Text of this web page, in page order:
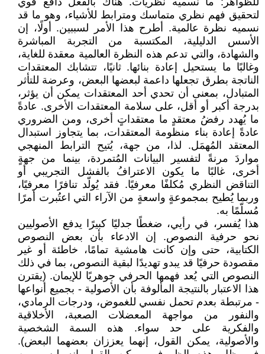
لتحقيق فهم نظري متماسك ومترابط للأشياء، وهو ما قد
نسميه نظرة عالمية. أطرح هذا الأمر لسببين. أولًا، إن
الأسس الدليلية، المكتسبة من التجربة المباشرة
والشهادة، والتي تدعم هذه النظرة العالمية معقدة للغاية،
وغالبًا ما يستحيل إعادة بنائها. ثانيًا، تتشابك المعتقدات
الناتجة بطرق تجعلها داعمة لبعضها البعض، وعرضة للتأثر
المتبادل، بمعنى أن تحدي أحد المعتقدات يمكن أن يؤثر،
بدرجة أكبر أو أقل، على سلامة المعتقدات الأخرى. عادةً
ما يُهدد رفضُ معتقدٍ ما معتقداتٍ أخرى، ومن الضروري
عادةً إعادة بناء منظومة المعتقدات، بما يتجاوز استبدال
المعتقد المُهمَل. لذا، من جهة، يُتيح الترابط المنهجي
مواردَ مرنةً لتفسير البيانات المُتمردة، بينما من جهةٍ
أخرى، غالبًا ما يكون الاعترافُ بالفشل التجريبي أو
التناقض النظري مُكلفًا معرفيًا. فقد يُولّد تنافرًا معرفيًا،
وربما يُطيح بمجموعةٍ واسعةٍ من الآراء التي اعتُبرت أمرًا
مُسلّمًا به.
هذا يُفسر، في رأيي، ضغطًا جدليًا كبيرًا يدفع الأصوليين
نحو حرفية النصوص. إن الادعاء بأن بعض النصوص
الكتابية، حتى وإن كانت هامشية تمامًا، خاطئة أو غير
مقصودة حرفيًا قد يبدو تهديدًا لبقية النصوص، بما في ذلك
النصوص التي يُعد فهمها الحرفي جوهريًا للإيمان. (يقترن
هذا الاعتبار بالنتيجة المألوفة بأن الأصولية - بجميع أنواعها
- مرتبطة بعدم تحمل نفسي للغموض، ودرجات الرمادي،
والنفور من مواجهة المعضلات الصعبة، الأخلاقية
والفكرية على حد سواء. هذه السمة الشخصية
والأصولية، يمكن القول، إنهما يعززان بعضهما البعض).